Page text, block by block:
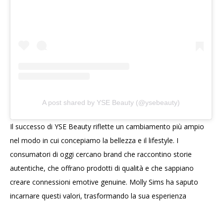
A post shared by YSE Beauty (@ysebeauty)
Il successo di YSE Beauty riflette un cambiamento più ampio
nel modo in cui concepiamo la bellezza e il lifestyle. I
consumatori di oggi cercano brand che raccontino storie
autentiche, che offrano prodotti di qualità e che sappiano
creare connessioni emotive genuine. Molly Sims ha saputo
incarnare questi valori, trasformando la sua esperienza